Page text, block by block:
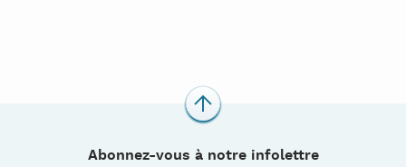
Abonnez-vous à notre infolettre